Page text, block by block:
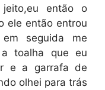
então o
ele então entrou
seguida me
toalha que eu
e a garrafa de
olhei para trás